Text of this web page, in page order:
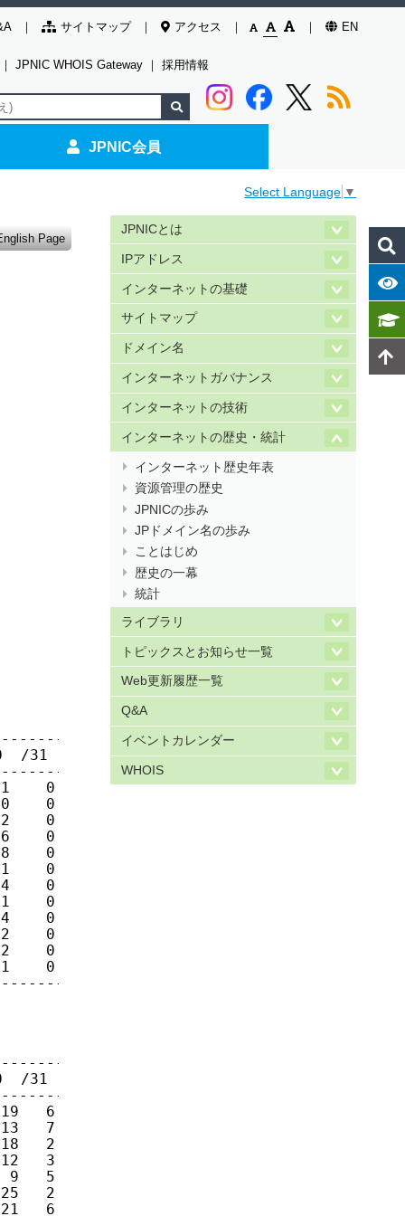
サイトマップ アクセス EN
｜ JPNIC WHOIS Gateway ｜ 採用情報
JPNIC会員
Select Language ▼
Page
/31  /32
0    0
0    0
0    0
0    0
0    0
0    0
0    0
0    0
0    0
0    0
0    0
0    2
/31  /32
6   11
7    9
2   13
3    7
5   11
2   11
6   40
JPNICとは
IPアドレス
インターネットの基礎
サイトマップ
ドメイン名
インターネットガバナンス
インターネットの技術
インターネットの歴史・統計
インターネット歴史年表
資源管理の歴史
JPNICの歩み
JPドメイン名の歩み
ことはじめ
歴史の一幕
統計
ライブラリ
トピックスとお知らせ一覧
Web更新履歴一覧
Q&A
イベントカレンダー
WHOIS